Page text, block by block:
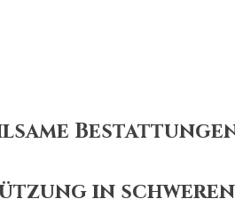
in